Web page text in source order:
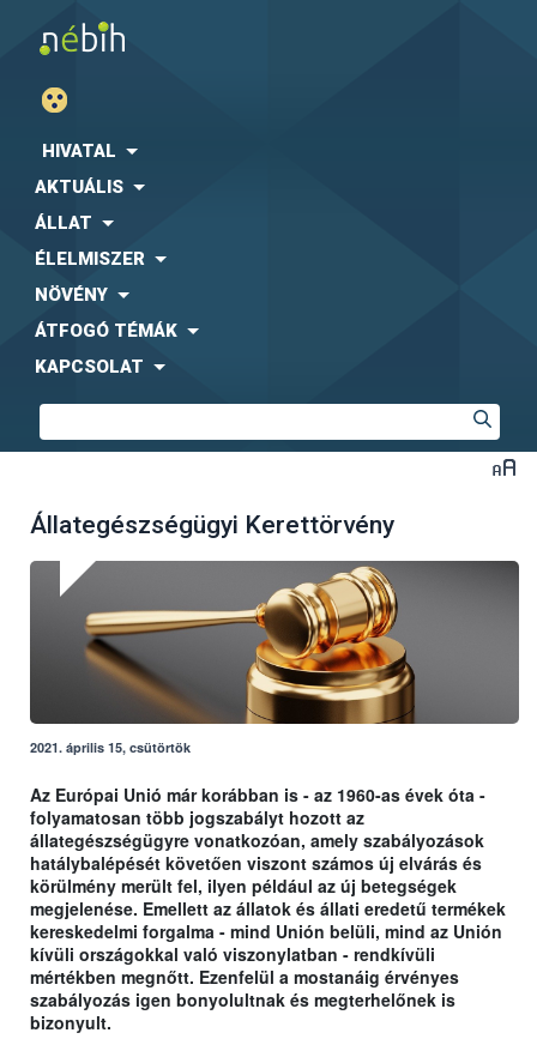
HIVATAL
AKTUÁLIS
ÁLLAT
ÉLELMISZER
NÖVÉNY
ÁTFOGÓ TÉMÁK
KAPCSOLAT
Állategészségügyi Kerettörvény
2021. április 15, csütörtök
Az Európai Unió már korábban is - az 1960-as évek óta -
folyamatosan több jogszabályt hozott az
állategészségügyre vonatkozóan, amely szabályozások
hatálybalépését követően viszont számos új elvárás és
körülmény merült fel, ilyen például az új betegségek
megjelenése. Emellett az állatok és állati eredetű termékek
kereskedelmi forgalma - mind Unión belüli, mind az Unión
kívüli országokkal való viszonylatban - rendkívüli
mértékben megnőtt. Ezenfelül a mostanáig érvényes
szabályozás igen bonyolultnak és megterhelőnek is
bizonyult.